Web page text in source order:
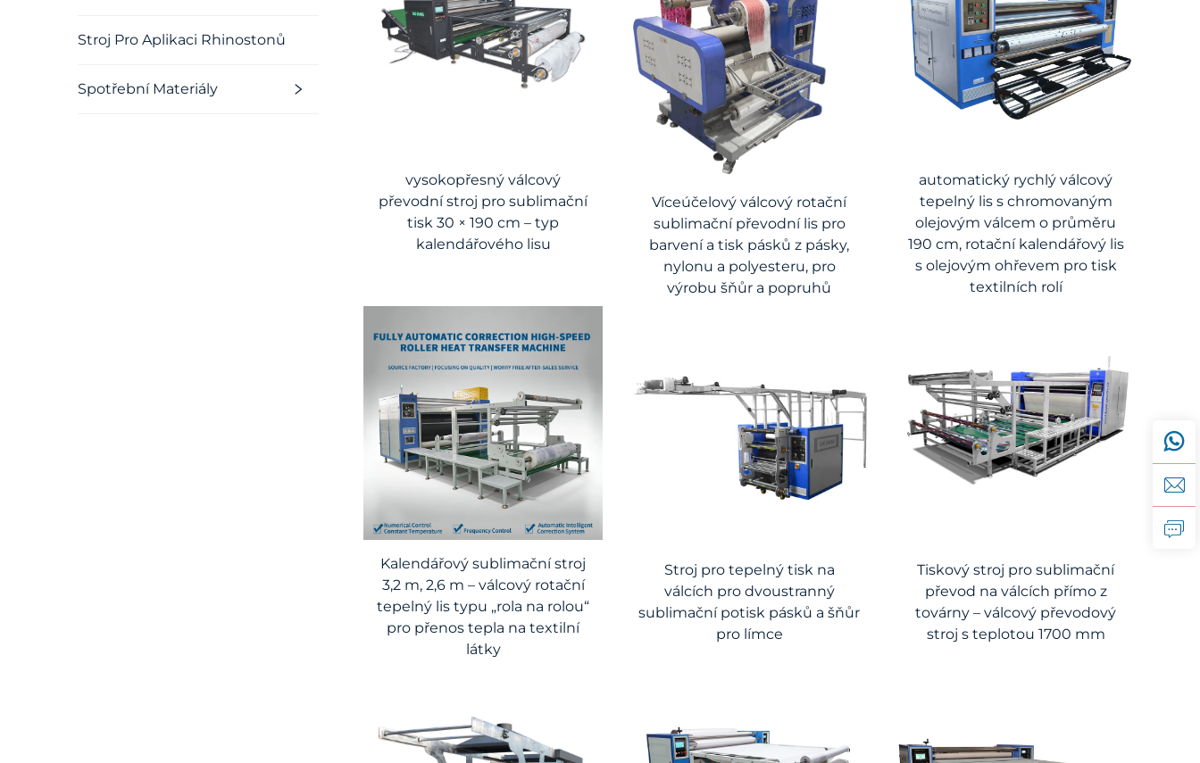
Stroj Pro Aplikaci Rhinostonů
Spotřební Materiály
vysokopřesný válcový
převodní stroj pro sublimační
tisk 30 × 190 cm – typ
kalendářového lisu
Víceúčelový válcový rotační
sublimační převodní lis pro
barvení a tisk pásků z pásky,
nylonu a polyesteru, pro
výrobu šňůr a popruhů
automatický rychlý válcový
tepelný lis s chromovaným
olejovým válcem o průměru
190 cm, rotační kalendářový lis
s olejovým ohřevem pro tisk
textilních rolí
Kalendářový sublimační stroj
3,2 m, 2,6 m – válcový rotační
tepelný lis typu „rola na rolou“
pro přenos tepla na textilní
látky
Stroj pro tepelný tisk na
válcích pro dvoustranný
sublimační potisk pásků a šňůr
pro límce
Tiskový stroj pro sublimační
převod na válcích přímo z
továrny – válcový převodový
stroj s teplotou 1700 mm